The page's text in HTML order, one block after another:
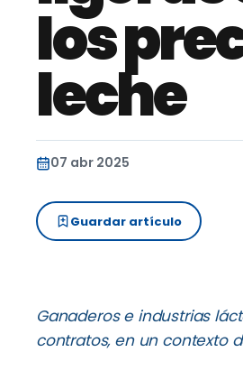
los
leche
07 abr 2025
Guardar artículo
Ganaderos e industrias
contratos, en un contexto